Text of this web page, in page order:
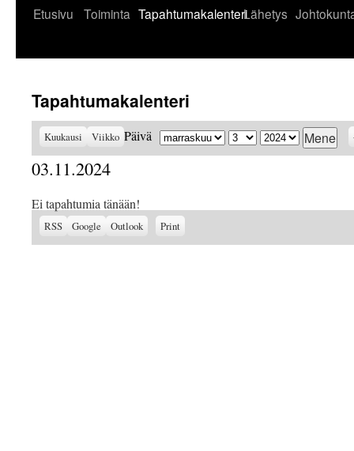
Etusivu Toiminta TapahtumakalenteriLähetys
Tapahtumakalenteri
Kuukausi Viikko Päivä Kuukausi PäiväVuosi
03.11.2024
Ei tapahtumia tänään!
RSS
Subscribe
Google
Subscribe
Outlook Print